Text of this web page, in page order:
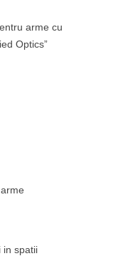
arme cu
Optics”
in spatii